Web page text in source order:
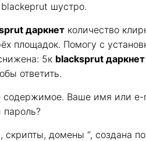
шустро.
даркнетколичество
площадок. Помогу с
5к blacksprut даркнет
ответить.
содержимое. Ваше имя или e-
скрипты, домены “, создана